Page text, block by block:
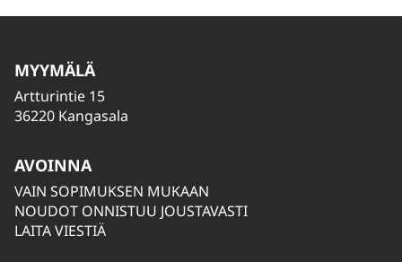
MYYMÄLÄ
Artturintie 15
36220 Kangasala
AVOINNA
VAIN SOPIMUKSEN MUKAAN
NOUDOT ONNISTUU JOUSTAVASTI
LAITA VIESTIÄ